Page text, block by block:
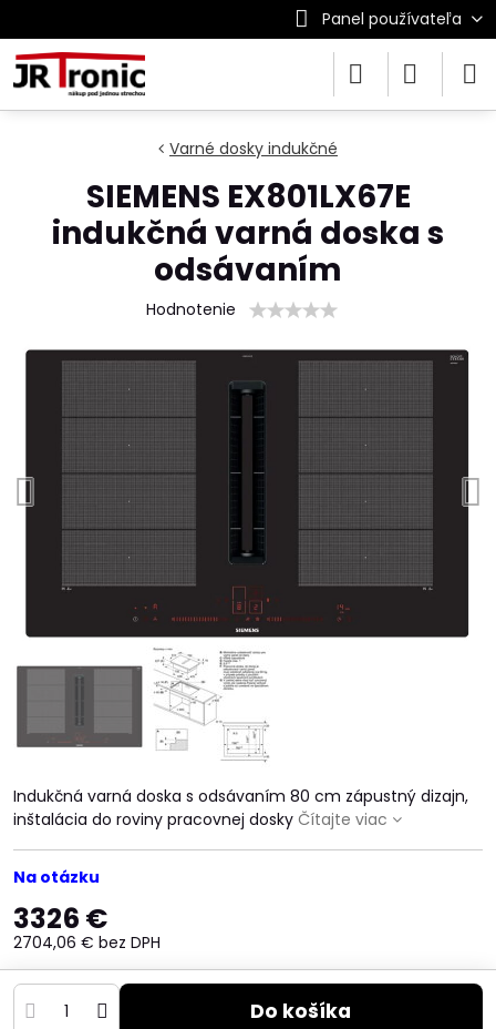
Panel používateľa
Varné dosky indukčné
SIEMENS EX801LX67E
indukčná varná doska s
odsávaním
Hodnotenie
Indukčná varná doska s odsávaním 80 cm zápustný dizajn,
inštalácia do roviny pracovnej dosky Čítajte viac
Na otázku
3326 €
2704,06 € bez DPH
Do košíka